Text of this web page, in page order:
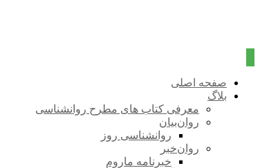
صفحه اصلی
بلاگ
معرفی کتاب های مطرح روانشناسی
روان‌بیان
روانشناسی روز
روان‌خبر
خبرنامه ماروم